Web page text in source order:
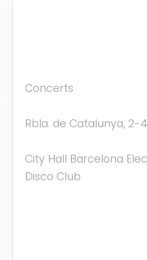
Concerts
Rbla. de Catalunya, 2-4
City Hall Barcelona
Disco Club